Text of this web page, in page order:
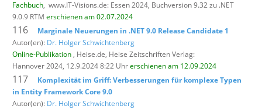
Fachbuch, www.IT-Visions.de: Essen 2024, Buchversion 9.32 zu .NET
9.0.9 RTM erschienen am 02.07.2024
116
Marginale Neuerungen in .NET 9.0 Release Candidate 1
Autor(en): Dr. Holger Schwichtenberg
Online-Publikation , Heise.de, Heise Zeitschriften Verlag:
Hannover 2024, 12.9.2024 8:22 Uhrerschienen am 12.09.2024
117
Komplexität im Griff: Verbesserungen für komplexe Typen
in Entity Framework Core 9.0
Autor(en): Dr. Holger Schwichtenberg